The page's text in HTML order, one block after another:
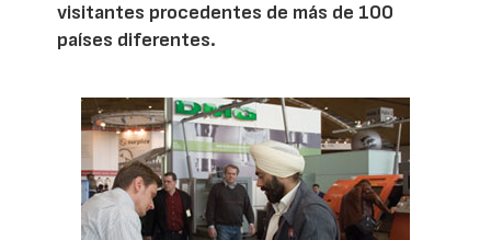
visitantes procedentes de más de 100
países diferentes.